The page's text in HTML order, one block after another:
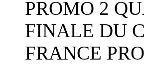
PROMO 2
FINALE DU
FRANCE